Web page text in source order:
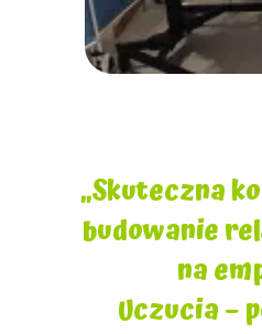
„Skuteczna
budowanie
na
Uczucia –